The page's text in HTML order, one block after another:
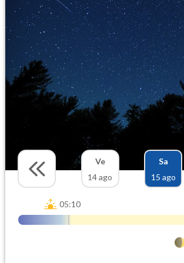
Ve
14 ago
Sa
15 ago
05:10